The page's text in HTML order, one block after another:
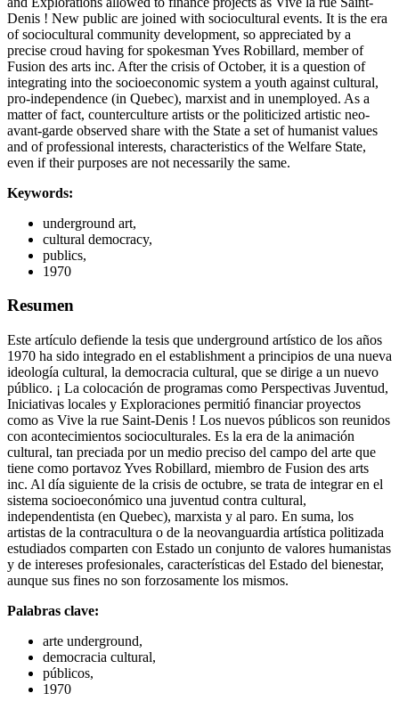
Denis ! New public are joined with sociocultural events. It is the era
of sociocultural community development, so appreciated by a
precise croud having for spokesman Yves Robillard, member of
Fusion des arts inc. After the crisis of October, it is a question of
integrating into the socioeconomic system a youth against cultural,
pro-independence (in Quebec), marxist and in unemployed. As a
matter of fact, counterculture artists or the politicized artistic neo-
avant-garde observed share with the State a set of humanist values
and of professional interests, characteristics of the Welfare State,
even if their purposes are not necessarily the same.
Keywords:
underground art,
cultural democracy,
publics,
1970
Resumen
Este artículo defiende la tesis que underground artístico de los años
1970 ha sido integrado en el establishment a principios de una nueva
ideología cultural, la democracia cultural, que se dirige a un nuevo
público. ¡ La colocación de programas como Perspectivas Juventud,
Iniciativas locales y Exploraciones permitió financiar proyectos
como as Vive la rue Saint-Denis ! Los nuevos públicos son reunidos
con acontecimientos socioculturales. Es la era de la animación
cultural, tan preciada por un medio preciso del campo del arte que
tiene como portavoz Yves Robillard, miembro de Fusion des arts
inc. Al día siguiente de la crisis de octubre, se trata de integrar en el
sistema socioeconómico una juventud contra cultural,
independentista (en Quebec), marxista y al paro. En suma, los
artistas de la contracultura o de la neovanguardia artística politizada
estudiados comparten con Estado un conjunto de valores humanistas
y de intereses profesionales, características del Estado del bienestar,
aunque sus fines no son forzosamente los mismos.
Palabras clave:
arte underground,
democracia cultural,
públicos,
1970